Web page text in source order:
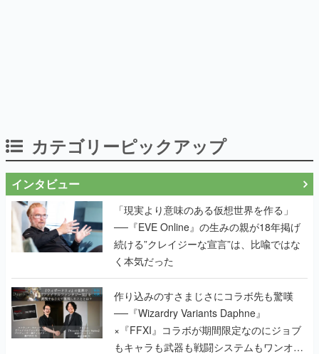
カテゴリーピックアップ
インタビュー
「現実より意味のある仮想世界を作る」
──『EVE Online』の生みの親が18年掲げ
続ける”クレイジーな宣言”は、比喩ではな
く本気だった
作り込みのすさまじさにコラボ先も驚嘆
──『Wizardry Variants Daphne』
×『FFXI』コラボが期間限定なのにジョブ
もキャラも武器も戦闘システムもワンオフ